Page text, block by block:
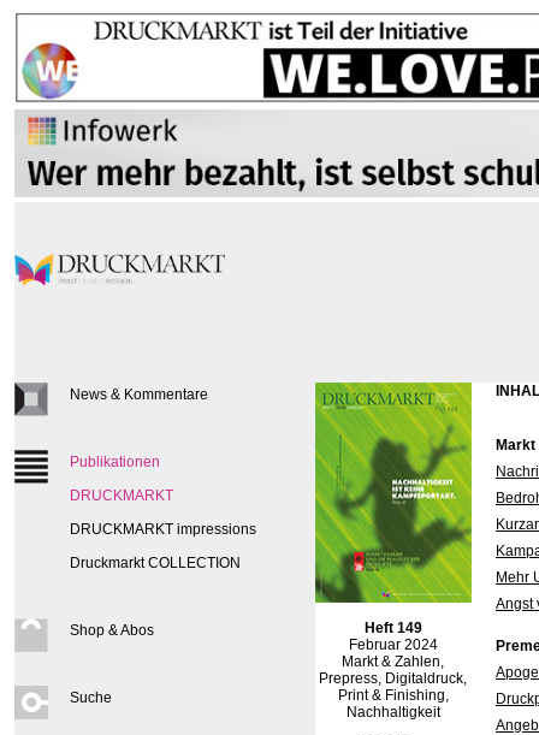
News & Kommentare
Publikationen
DRUCKMARKT
DRUCKMARKT impressions
Druckmarkt COLLECTION
Shop & Abos
Suche
Heft 149
Februar 2024
Markt & Zahlen,
Prepress, Digitaldruck,
Print & Finishing,
Nachhaltigkeit
Markt
Mehr
Angst